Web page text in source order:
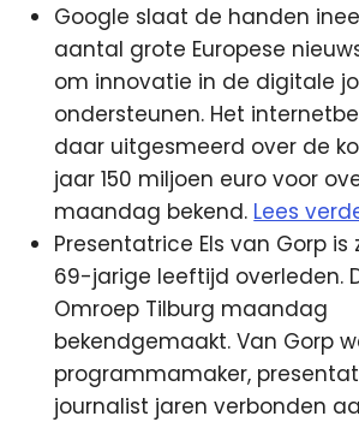
Google slaat de handen
aantal grote Europese
om innovatie in de digitale
ondersteunen. Het
daar uitgesmeerd over de
jaar 150 miljoen euro voor
maandag bekend. Lees
Presentatrice Els van Gorp
69-jarige leeftijd overleden.
Omroep Tilburg maandag
bekendgemaakt. Van Gorp
programmamaker,
journalist jaren verbonden